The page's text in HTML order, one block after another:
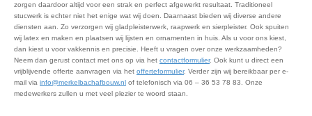
zorgen daardoor altijd voor een strak en perfect afgewerkt resultaat. Traditioneel
stucwerk is echter niet het enige wat wij doen. Daarnaast bieden wij diverse andere
diensten aan. Zo verzorgen wij gladpleisterwerk, raapwerk en sierpleister. Ook spuiten
wij latex en maken en plaatsen wij lijsten en ornamenten in huis. Als u voor ons kiest,
dan kiest u voor vakkennis en precisie. Heeft u vragen over onze werkzaamheden?
Neem dan gerust contact met ons op via het contactformulier. Ook kunt u direct een
vrijblijvende offerte aanvragen via het offerteformulier. Verder zijn wij bereikbaar per e-
mail via info@merkelbachafbouw.nl of telefonisch via 06 – 36 53 78 83. Onze
medewerkers zullen u met veel plezier te woord staan.